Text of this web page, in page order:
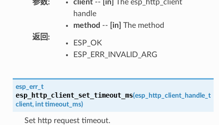
参数: client-- [in] The esp_http_client
handle
method -- [in] The method
返回 :
ESP_OK
ESP_ERR_INVALID_ARG
esp_err_t
esp_http_client_set_timeout_ms(esp_http_client_handle_t
client, int timeout_ms)
Set http request timeout.